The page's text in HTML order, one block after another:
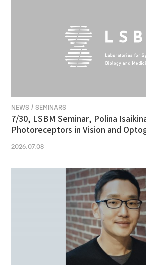
NEWS / SEMINARS
7/30, LSBM Seminar, Polina
Photoreceptors in Vision and
2026.07.08